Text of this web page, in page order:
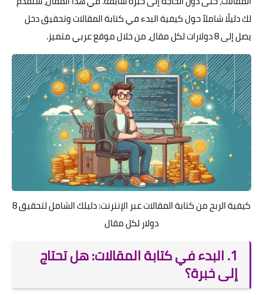
لك دليلًا شاملاً حول كيفية البدء في كتابة المقالات وتحقيق دخل
يصل إلى 8 دولارات لكل مقال، من خلال موقع عربي متميز.
كيفية الربح من كتابة المقالات عبر الإنترنت: دليلك الشامل لتحقيق 8
دولار لكل مقال
1. البدء في كتابة المقالات: هل تحتاج
إلى خبرة؟